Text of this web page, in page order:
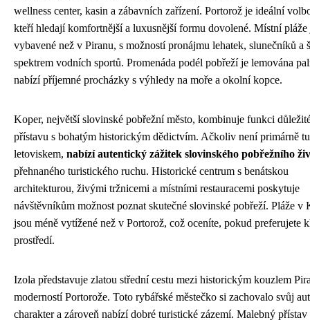
wellness center, kasin a zábavních zařízení. Portorož je ideální
kteří hledají komfortnější a luxusnější formu dovolené. Místní pláže
vybavené než v Piranu, s možností pronájmu lehatek, slunečníků a
spektrem vodních sportů. Promenáda podél pobřeží je lemována
nabízí příjemné procházky s výhledy na moře a okolní kopce.
Koper, největší slovinské pobřežní město, kombinuje funkci
přístavu s bohatým historickým dědictvím. Ačkoliv není primárně
letoviskem, nabízí autentický zážitek slovinského pobřežního
přehnaného turistického ruchu. Historické centrum s benátskou
architekturou, živými tržnicemi a místními restauracemi poskytuje
návštěvníkům možnost poznat skutečné slovinské pobřeží. Pláže v
jsou méně vytížené než v Portorož, což oceníte, pokud preferujete
prostředí.
Izola představuje zlatou střední cestu mezi historickým kouzlem
moderností Portorože. Toto rybářské městečko si zachovalo svůj
charakter a zároveň nabízí dobré turistické zázemí. Malebný přístav